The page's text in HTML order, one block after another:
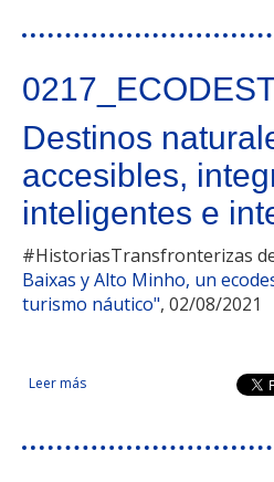
Destinos
accesibles,
inteligentes e
#HistoriasTransfronterizas de
Baixas y Alto Minho, un
turismo náutico", 02/08/2021
Leer más sobre Destinos naturales y
inteligentes e internacionales